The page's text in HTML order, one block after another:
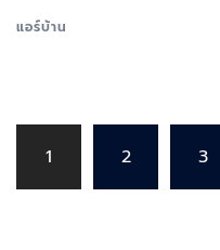
แอร์บ้าน
Posts
pagination
1 2 3